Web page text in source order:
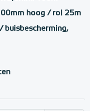
hoog / rol 25m
buisbescherming,